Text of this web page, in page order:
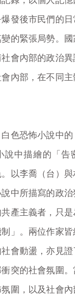
發後市民們的
的緊張局勢。
會內部的政治
內部，在不同主
色恐怖小說中
說中描繪的「告
以李喬（台）
中所描寫的政治
產主義者，只
」。兩位作家
會動盪，亦見
突的社會氛圍
圍，以及社會內